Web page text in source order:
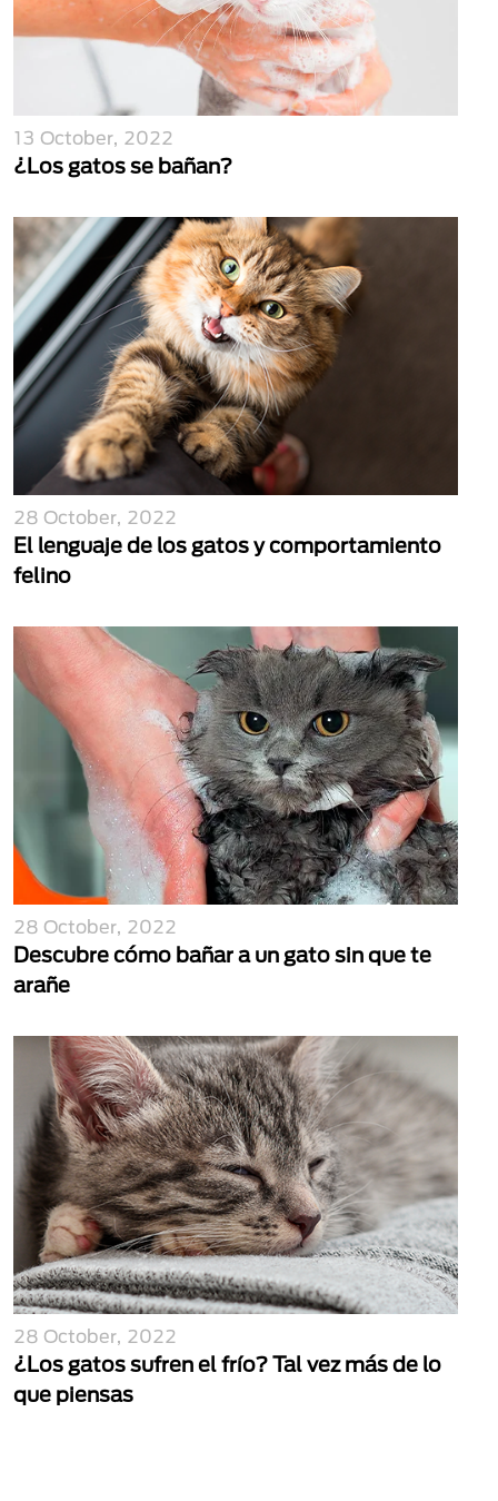
13 October, 2022
¿Los gatos se bañan?
28 October, 2022
El lenguaje de los gatos y comportamiento
felino
28 October, 2022
Descubre cómo bañar a un gato sin que te
arañe
28 October, 2022
¿Los gatos sufren el frío? Tal vez más de lo
que piensas